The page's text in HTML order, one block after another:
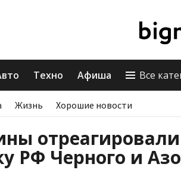
Техно Афиша Все
Жизнь Хорошие новости
РФ Черного и